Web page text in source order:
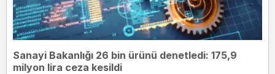
Sanayi Bakanlığı 26 bin ürünü denetledi: 175,9
milyon lira ceza kesildi